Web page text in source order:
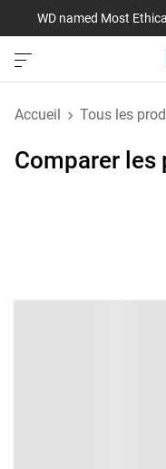
WD named Most
Accueil Tous les
Comparer les